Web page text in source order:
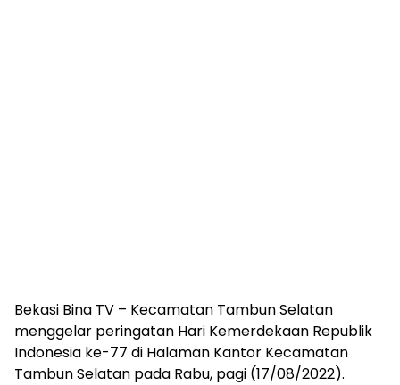
Bekasi Bina TV – Kecamatan Tambun Selatan
menggelar peringatan Hari Kemerdekaan Republik
Indonesia ke-77 di Halaman Kantor Kecamatan
Tambun Selatan pada Rabu, pagi (17/08/2022).